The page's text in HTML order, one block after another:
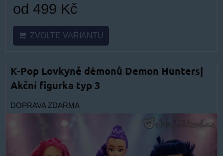
od 499 Kč
ZVOLTE VARIANTU
K-Pop Lovkyně démonů Demon Hunters|
Akční figurka typ 3
DOPRAVA ZDARMA